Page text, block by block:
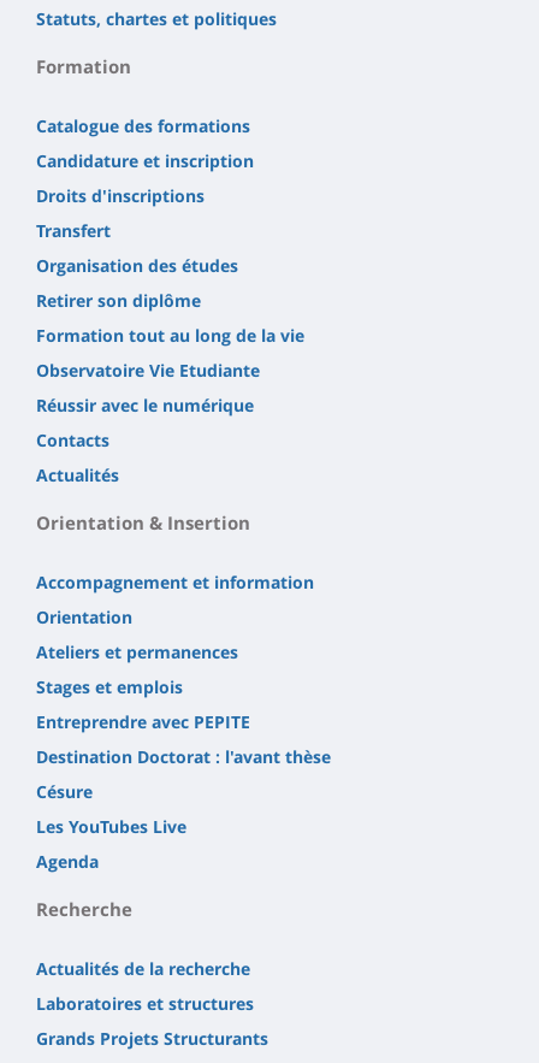
Statuts, chartes et politiques
Formation
Catalogue des formations
Candidature et inscription
Droits d'inscriptions
Transfert
Organisation des études
Retirer son diplôme
Formation tout au long de la vie
Observatoire Vie Etudiante
Réussir avec le numérique
Contacts
Actualités
Orientation & Insertion
Accompagnement et information
Orientation
Ateliers et permanences
Stages et emplois
Entreprendre avec PEPITE
Destination Doctorat : l'avant thèse
Césure
Les YouTubes Live
Agenda
Recherche
Actualités de la recherche
Laboratoires et structures
Grands Projets Structurants